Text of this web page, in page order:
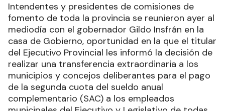
Intendentes y presidentes de comisiones de
fomento de toda la provincia se reunieron ayer al
mediodía con el gobernador Gildo Insfrán en la
casa de Gobierno, oportunidad en la que el titular
del Ejecutivo Provincial les informó la decisión de
realizar una transferencia extraordinaria a los
municipios y concejos deliberantes para el pago
de la segunda cuota del sueldo anual
complementario (SAC) a los empleados